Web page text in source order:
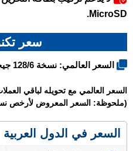
MicroSD.
سعر تكنو
السعر العالمي: نسخة 128/6 جيجابايت بـ 315 دولار.
السعر العالمي مع تحويله لباقي
(ملحوظة: السعر المعروض لأرخص
السعر في الدول العربية